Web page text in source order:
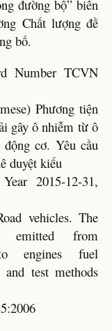
đường bộ” biên
Chất lượng đề
bố.
Number TCVN
Phương tiện
gây ô nhiễm từ ô
cơ. Yêu cầu
duyệt kiểu
2015-12-31,
vehicles. The
emitted from
engines fuel
and test methods